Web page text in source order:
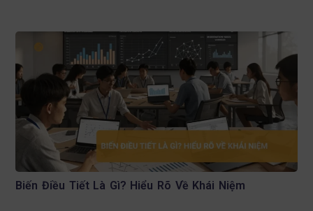
Biến Điều Tiết Là Gì? Hiểu Rõ Về Khái Niệm